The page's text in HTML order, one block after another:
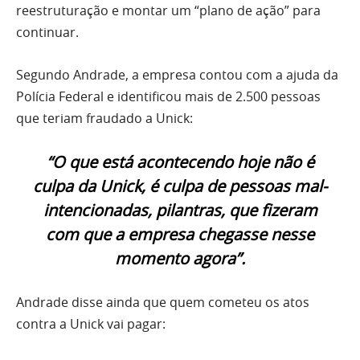
reestruturação e montar um “plano de ação” para
continuar.
Segundo Andrade, a empresa contou com a ajuda da
Polícia Federal e identificou mais de 2.500 pessoas
que teriam fraudado a Unick:
“O que está acontecendo hoje não é
culpa da Unick, é culpa de pessoas mal-
intencionadas, pilantras, que fizeram
com que a empresa chegasse nesse
momento agora”.
Andrade disse ainda que quem cometeu os atos
contra a Unick vai pagar: